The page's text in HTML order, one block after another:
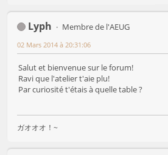
Lyph Membre de l'AEUG
02 Mars 2014 à 20:31:06
Salut et bienvenue sur le forum!
Ravi que l'atelier t'aie plu!
Par curiosité t'étais à quelle table ?
ガオオオ！~